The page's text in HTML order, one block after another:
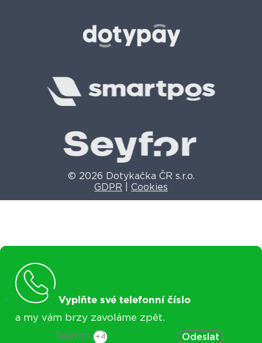
© 2026 Dotykačka ČR s.r.o.
GDPR
Cookies
Vyplňte své telefonní číslo
a my vám brzy zavoláme zpět.
Telefon Odeslat